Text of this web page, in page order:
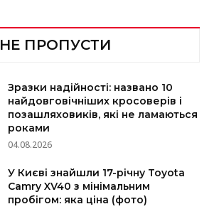
НЕ ПРОПУСТИ
Зразки надійності: названо 10
найдовговічніших кросоверів і
позашляховиків, які не ламаються
роками
04.08.2026
У Києві знайшли 17-річну Toyota
Camry XV40 з мінімальним
пробігом: яка ціна (фото)